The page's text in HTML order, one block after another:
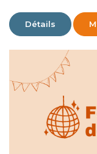
Détails